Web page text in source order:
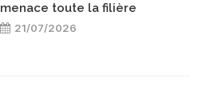
menace toute la filière
21/07/2026